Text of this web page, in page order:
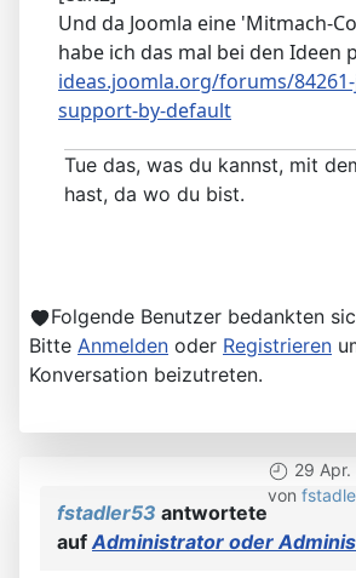
Und da Joomla eine 'Mitmach-
habe ich das mal bei den Ideen
ideas.joomla.org/forums/
support-by-default
Tue das, was du kannst, mit
hast, da wo du bist.
Folgende Benutzer bedankten
Bitte Anmelden oder Registrieren
Konversation beizutreten.
29
von
fstadler53 antwortete
aufAdministrator oder